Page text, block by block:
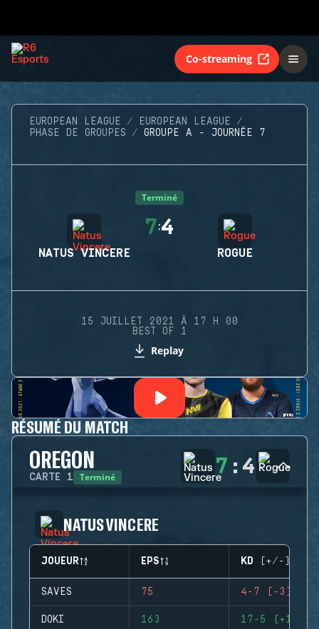
Co-streaming
EUROPEAN LEAGUE
EUROPEAN LEAGUE
PHASE DE GROUPES
GROUPE A - JOURNÉE 7
Terminé
NATUS VINCERE
7:4
ROGUE
15 JUILLET 2021 À 17 H 00
BEST OF 1
Replay
RÉSUMÉ DU MATCH
OREGON
CARTE 1 Terminé 7 : 4
NATUS VINCERE
JOUEUR EPS KD (+/-)
SAVES 75 4-7 (-3)
DOKI 163 17-5 (+12)